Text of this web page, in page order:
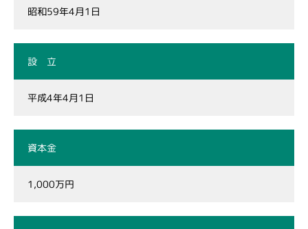
昭和59年4月1日
設 立
平成4年4月1日
資本金
1,000万円